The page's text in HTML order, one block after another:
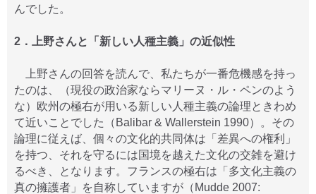
んでした。
2．上野さんと「新しい人種主義」の近似性
上野さんの回答を読んで、私たちが一番危機感を持っ
たのは、（現役の政治家ならマリーヌ・ル・ペンのよう
な）欧州の極右が用いる新しい人種主義の論理ときわめ
て近いことでした（Balibar & Wallerstein 1990）。その
論理に従えば、個々の文化的共同体は「差異への権利」
を持つ、それを守るには国境を越えた文化の交雑を避け
るべき、となります。フランスの極右は「多文化主義の
真の擁護者」を自称していますが（Mudde 2007: